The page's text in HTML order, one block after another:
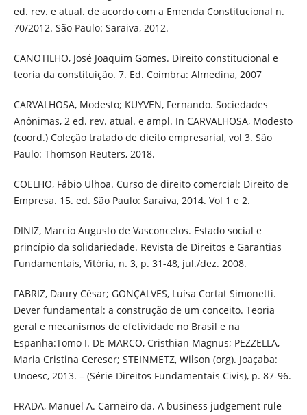
ed. rev. e atual. de acordo com a Emenda Constitucional n.
70/2012. São Paulo: Saraiva, 2012.
CANOTILHO, José Joaquim Gomes. Direito constitucional e
teoria da constituição. 7. Ed. Coimbra: Almedina, 2007
CARVALHOSA, Modesto; KUYVEN, Fernando. Sociedades
Anônimas, 2 ed. rev. atual. e ampl. In CARVALHOSA, Modesto
(coord.) Coleção tratado de dieito empresarial, vol 3. São
Paulo: Thomson Reuters, 2018.
COELHO, Fábio Ulhoa. Curso de direito comercial: Direito de
Empresa. 15. ed. São Paulo: Saraiva, 2014. Vol 1 e 2.
DINIZ, Marcio Augusto de Vasconcelos. Estado social e
princípio da solidariedade. Revista de Direitos e Garantias
Fundamentais, Vitória, n. 3, p. 31-48, jul./dez. 2008.
FABRIZ, Daury César; GONÇALVES, Luísa Cortat Simonetti.
Dever fundamental: a construção de um conceito. Teoria
geral e mecanismos de efetividade no Brasil e na
Espanha:Tomo I. DE MARCO, Cristhian Magnus; PEZZELLA,
Maria Cristina Cereser; STEINMETZ, Wilson (org). Joaçaba:
Unoesc, 2013. – (Série Direitos Fundamentais Civis), p. 87-96.
FRADA, Manuel A. Carneiro da. A business judgement rule